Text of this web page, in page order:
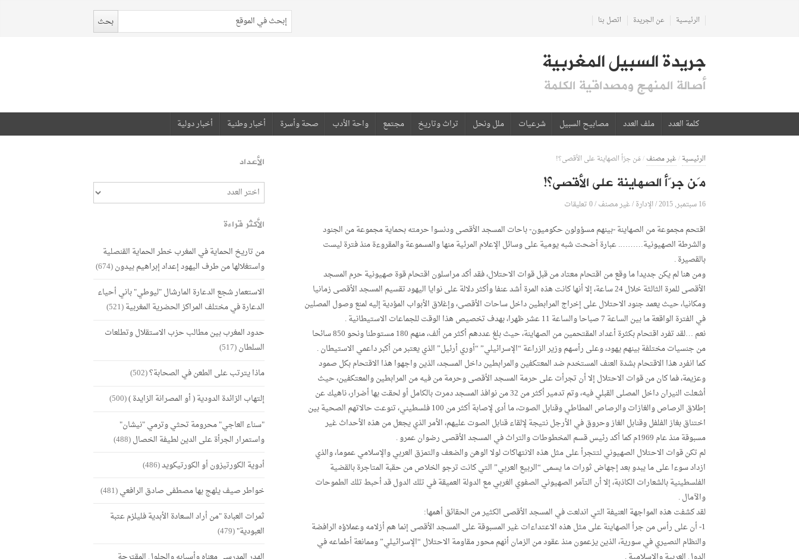
الرئيسية عن الجريدة اتصل بنا
جريدة السبيل المغربية
أصالة المنهج ومصداقية الكلمة
كلمة العدد ملف العدد مصابيح السبيل شرعيات ملل ونحل تراث وتاريخ مجتمع واحة الأدب صحة وأسرة أخبار وطنية أخبار دولية
الرئيسية/غير مصنف/مَن جرّأ الصهاينة على الأقصى؟!
مَن جرّأ الصهاينة على الأقصى؟!
16 سبتمبر, 2015 /الإدارة/غير مصنف/0 تعليقات
اقتحم مجموعة من الصهاينة -بينهم مسؤولون حكوميون- باحات المسجد الأقصى ودنسوا حرمته بحماية مجموعة من الجنود
والشرطة الصهيونية………. عبارة أضحت شبه يومية على وسائل الإعلام المرئية منها والمسموعة والمقروءة منذ فترة ليست
بالقصيرة .
ومن هنا لم يكن جديدا ما وقع من اقتحام معتاد من قبل قوات الاحتلال، فقد أكد مراسلون اقتحام قوة صهيونية حرم المسجد
الأقصى للمرة الثالثة خلال 24 ساعة، إلا أنها كانت هذه المرة أشد عنفا وأكثر دلالة على نوايا اليهود تقسيم المسجد الأقصى زمانيا
ومكانيا، حيث يعمد جنود الاحتلال على إخراج المرابطين داخل ساحات الأقصى، وإغلاق الأبواب المؤدية إليه لمنع وصول المصلين
في الفترة الواقعة ما بين الساعة 7 صباحا والساعة 11 عشر ظهرا، بهدف تخصيص هذا الوقت للجماعات الاستيطانية .
نعم …لقد تفرد اقتحام بكثرة أعداد المقتحمين من الصهاينة، حيث بلغ عددهم أكثر من ألف، منهم 180 مستوطنا ونحو 850 سائحا
من جنسيات مختلفة بينهم يهود، وعلى رأسهم وزير الزراعة “الإسرائيلي” “أوري أرئيل” الذي يعتبر من أكبر داعمي الاستيطان .
كما انفرد هذا الاقتحام بشدة العنف المستخدم ضد المعتكفين والمرابطين داخل المسجد، الذين واجهوا هذا الاقتحام بكل صمود
وعزيمة، فما كان من قوات الاحتلال إلا أن تجرأت على حرمة المسجد الأقصى وحرمة من فيه من المرابطين والمعتكفين، حيث
أشعلت النيران داخل المصلى القبلي فيه، وتم تدمير أكثر من 32 من نوافذ المسجد دمرت بالكامل أو لحقت بها أضرار، ناهيك عن
إطلاق الرصاص والغازات والرصاص المطاطي وقنابل الصوت، ما أدى لإصابة أكثر من 100 فلسطيني، تنوعت حالاتهم الصحية بين
اختناق بغاز الفلفل وقنابل الغاز وحروق في الأرجل نتيجة لإلقاء قنابل الصوت عليهم، الأمر الذي يجعل من هذه الأحداث غير
مسبوقة منذ عام 1969م كما أكد رئيس قسم المخطوطات والتراث في المسجد الأقصى رضوان عمرو .
لم تكن قوات الاحتلال الصهيوني لتتجرأ على مثل هذه الانتهاكات لولا الوهن والضعف والتمزق العربي والإسلامي عموما، والذي
ازداد سوءا على ما يبدو بعد إجهاض ثورات ما يسمى “الربيع العربي” التي كانت ترجو الخلاص من حقبة المتاجرة بالقضية
الفلسطينية بالشعارات الكاذبة، إلا أن التآمر الصهيوني الصفوي الغربي مع الدولة العميقة في تلك الدول قد أحبط تلك الطموحات
والآمال .
لقد كشفت هذه المواجهة العنيفة التي اندلعت في المسجد الأقصى الكثير من الحقائق أهمها:
1- أن على رأس من جرأ الصهاينة على مثل هذه الاعتداءات غير المسبوقة على المسجد الأقصى إنما هم أزلامه وعملاؤه الرافضة
والنظام النصيري في سورية، الذين يزعمون منذ عقود من الزمان أنهم محور مقاومة الاحتلال “الإسرائيلي” وممانعة أطماعه في
الأعداد
الأكثر قراءة
من تاريخ الحماية في المغرب خطر الحماية القنصلية
واستغلالها من طرف اليهود إعداد إبراهيم بيدون(674)
الاستعمار شجع الدعارة المارشال "ليوطي" باني أحياء
الدعارة في مختلف المراكز الحضرية المغربية(521)
حدود المغرب بين مطالب حزب الاستقلال وتطلعات
السلطان(517)
ماذا يترتب على الطعن في الصحابة؟(502)
إلتهاب الزائدة الدودية ( أو المصرانة الزايدة )(500)
"سناء العاجي" محرومة تحثي وترمي "نيشان"
واستمرار الجرأة على الدين لطيفة الخصال(488)
أدوية الكورتيزون أو الكورتيكويد(486)
خواطر صيف يلهج بها مصطفى صادق الرافعي(481)
ثمرات العبادة "من أراد السعادة الأبدية فليلزم عتبة
العبودية"(479)